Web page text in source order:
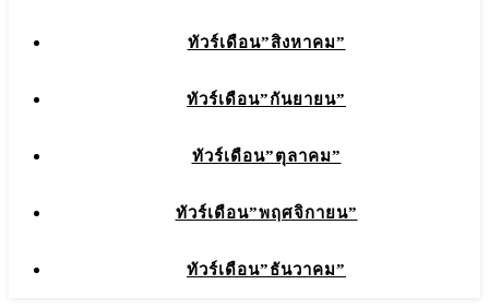
ทัวร์เดือน”สิงหาคม”
ทัวร์เดือน”กันยายน”
ทัวร์เดือน”ตุลาคม”
ทัวร์เดือน”พฤศจิกายน”
ทัวร์เดือน”ธันวาคม”